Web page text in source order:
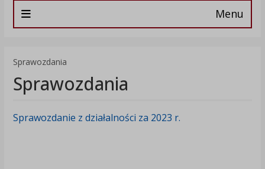
Menu
Sprawozdania
Sprawozdania
Sprawozdanie z działalności za 2023 r.